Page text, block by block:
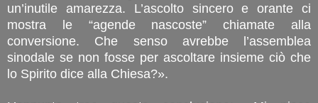
un’inutile amarezza. L’ascolto sincero e orante ci
mostra le “agende nascoste” chiamate alla
conversione. Che senso avrebbe l’assemblea
sinodale se non fosse per ascoltare insieme ciò che
lo Spirito dice alla Chiesa?».